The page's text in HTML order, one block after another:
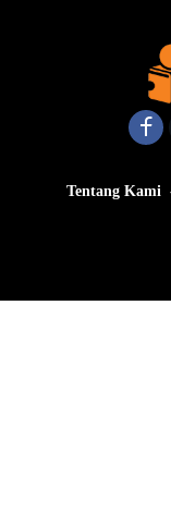
Tentang Kami